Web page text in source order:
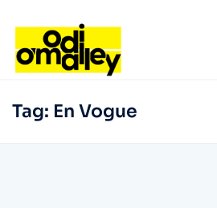
Tag: En Vogue